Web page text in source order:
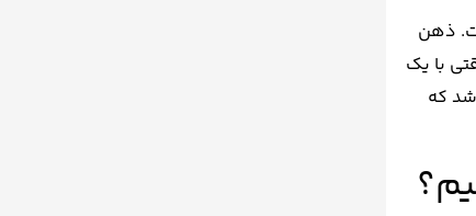
ذهن
با یک
که